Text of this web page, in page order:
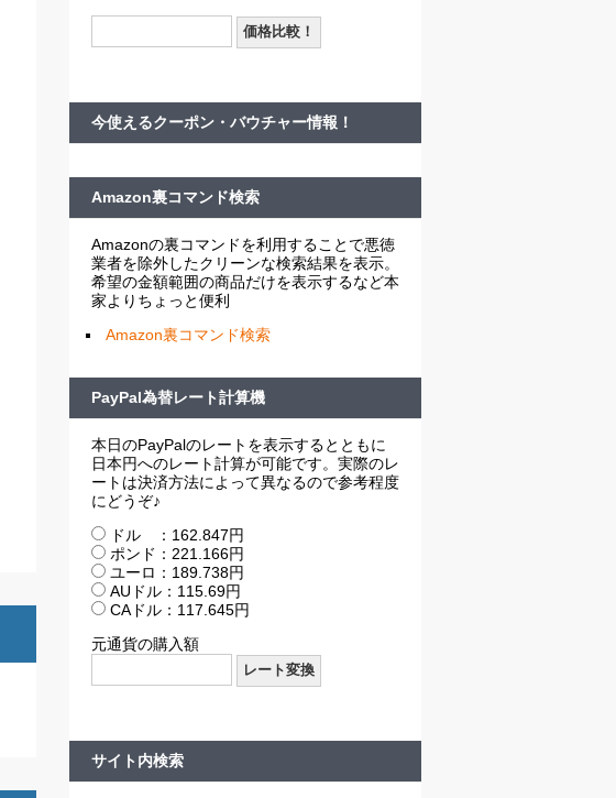
今使えるクーポン・バウチャー情報！
Amazon裏コマンド検索
Amazonの裏コマンドを利用することで悪徳
業者を除外したクリーンな検索結果を表示。
希望の金額範囲の商品だけを表示するなど本
家よりちょっと便利
Amazon裏コマンド検索
PayPal為替レート計算機
本日のPayPalのレートを表示するとともに
日本円へのレート計算が可能です。実際のレ
ートは決済方法によって異なるので参考程度
にどうぞ♪
ドル ：162.847円
ポンド：221.166円
ユーロ：189.738円
AUドル：115.69円
CAドル：117.645円
元通貨の購入額
サイト内検索